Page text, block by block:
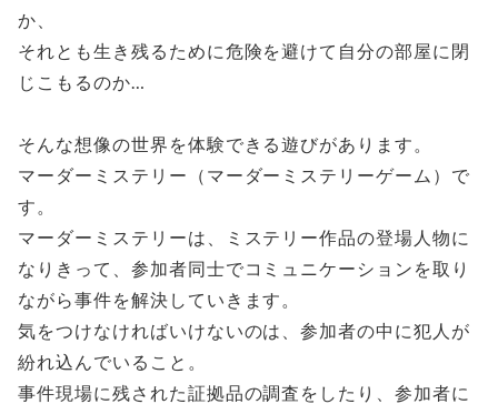
か、
それとも生き残るために危険を避けて自分の部屋に閉
じこもるのか…
そんな想像の世界を体験できる遊びがあります。
マーダーミステリー（マーダーミステリーゲーム）で
す。
マーダーミステリーは、ミステリー作品の登場人物に
なりきって、参加者同士でコミュニケーションを取り
ながら事件を解決していきます。
気をつけなければいけないのは、参加者の中に犯人が
紛れ込んでいること。
事件現場に残された証拠品の調査をしたり、参加者に